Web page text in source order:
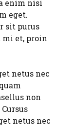
enim nisi
eget.
sit purus
mi et, proin
netus nec
non
netus nec